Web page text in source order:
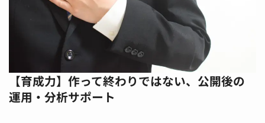
【育成力】作って終わりではない、公開後の
運用・分析サポート